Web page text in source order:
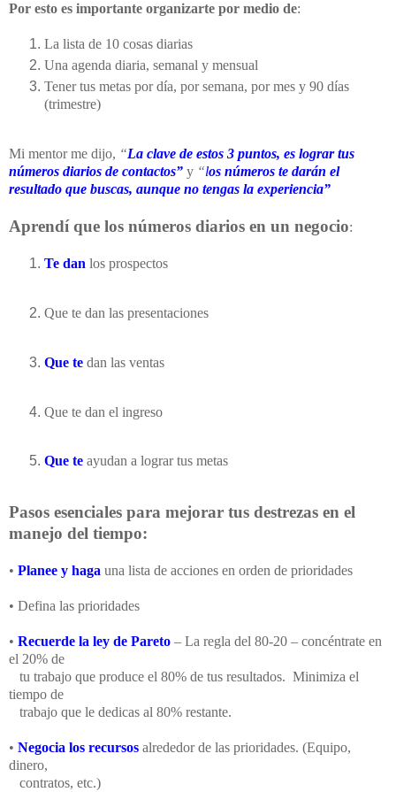
Por esto es importante organizarte por medio de:
La lista de 10 cosas diarias
Una agenda diaria, semanal y mensual
Tener tus metas por día, por semana, por mes y 90 días
(trimestre)
Mi mentor me dijo, “La clave de estos 3 puntos, es lograr tus
números diarios de contactos” y “los números te darán el
resultado que buscas, aunque no tengas la experiencia”
Aprendí que los números diarios en un negocio:
Te dan los prospectos
Que te dan las presentaciones
Que te dan las ventas
Que te dan el ingreso
Que te ayudan a lograr tus metas
Pasos esenciales para mejorar tus destrezas en el
manejo del tiempo:
• Planee y haga una lista de acciones en orden de prioridades
• Defina las prioridades
• Recuerde la ley de Pareto – La regla del 80-20 – concéntrate en
el 20% de
tu trabajo que produce el 80% de tus resultados. Minimiza el
tiempo de
trabajo que le dedicas al 80% restante.
• Negocia los recursos alrededor de las prioridades. (Equipo,
dinero,
contratos, etc.)